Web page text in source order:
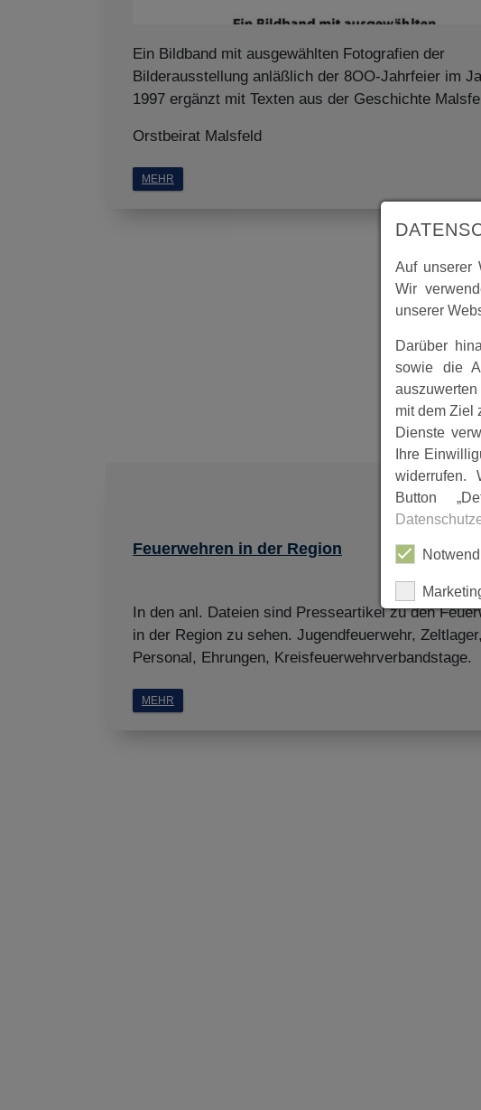
Ein Bildband mit ausgewählten Fotografien der
Bilderausstellung anläßlich der 8OO-Jahrfeier im
1997 ergänzt mit Texten aus der Geschichte
Orstbeirat Malsfeld
MEHR
Feuerwehren in der Region
In den anl. Dateien sind Presseartikel zu den
in der Region zu sehen. Jugendfeuerwehr, Zeltlager,
Personal, Ehrungen, Kreisfeuerwehrverbandstage.
MEHR
Auf unserer
Wir
unserer
Darüber
sowie die
auszuwerten
mit dem Ziel
Dienste
Ihre
widerrufen.
Button